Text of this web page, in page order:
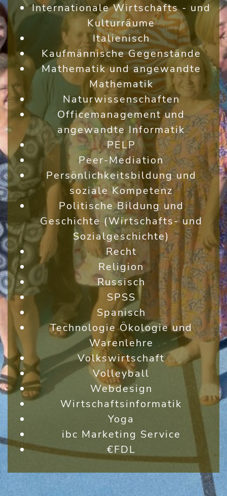
Internationale Wirtschafts - und
Kulturräume
Italienisch
Kaufmännische Gegenstände
Mathematik und angewandte
Mathematik
Naturwissenschaften
Officemanagement und
angewandte Informatik
PELP
Peer-Mediation
Persönlichkeitsbildung und
soziale Kompetenz
Politische Bildung und
Geschichte (Wirtschafts- und
Sozialgeschichte)
Recht
Religion
Russisch
SPSS
Spanisch
Technologie Ökologie und
Warenlehre
Volkswirtschaft
Volleyball
Webdesign
Wirtschaftsinformatik
Yoga
ibc Marketing Service
€FDL